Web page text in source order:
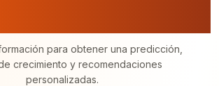
para obtener una predicción,
crecimiento y recomendaciones
personalizadas.